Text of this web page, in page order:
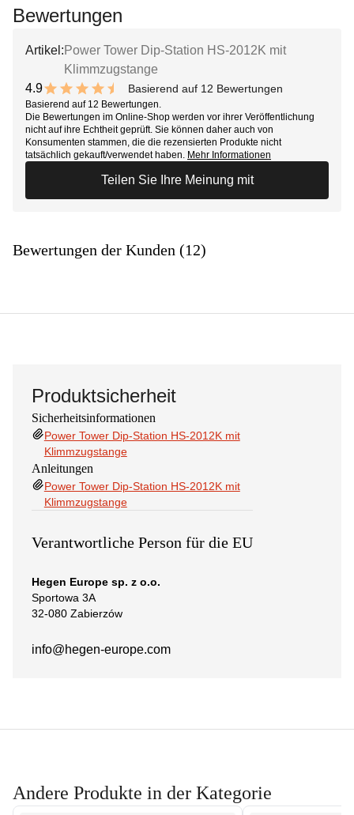
Bewertungen
Artikel: Power Tower Dip-Station HS-2012K mit
Klimmzugstange
4.9
9.8 out of 10 stars
Basierend auf 12 Bewertungen
Basierend auf 12 Bewertungen.
Die Bewertungen im Online-Shop werden vor ihrer Veröffentlichung
nicht auf ihre Echtheit geprüft. Sie können daher auch von
Konsumenten stammen, die die rezensierten Produkte nicht
tatsächlich gekauft/verwendet haben. Mehr Informationen
Teilen Sie Ihre Meinung mit
Bewertungen der Kunden (12)
Produktsicherheit
Sicherheitsinformationen
Power Tower Dip-Station HS-2012K mit
Klimmzugstange
Anleitungen
Power Tower Dip-Station HS-2012K mit
Klimmzugstange
Verantwortliche Person für die EU
Hegen Europe sp. z o.o.
Sportowa 3A
32-080 Zabierzów
info@hegen-europe.com
Andere Produkte in der Kategorie